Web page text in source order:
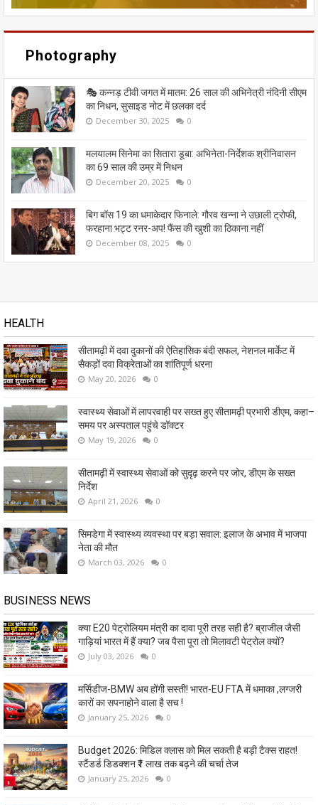
Photography
🎭 कन्नड़ टीवी जगत में मातम: 26 साल की अभिनेत्री नंदिनी सीएम
का निधन, सुसाइड नोट में छलका दर्द
December 30, 2025 0
मलयालम सिनेमा का सितारा डूबा: अभिनेता-निर्देशक श्रीनिवासन
का 69 साल की उम्र में निधन
December 20, 2025 0
बिग बॉस 19 का धमाकेदार फिनाले: गौरव खन्ना ने उछाली ट्रोफी,
फरहाना भट्ट रनर-अप! फैंस की खुशी का ठिकाना नहीं
December 08, 2025 0
HEALTH
सीतामढ़ी में दवा दुकानों की ऐतिहासिक बंदी सफल, नेशनल मार्केट में
सैकड़ों दवा विक्रेताओं का शांतिपूर्ण धरना
May 20, 2026 0
स्वास्थ्य सेवाओं में लापरवाही पर सख्त हुए सीतामढ़ी प्रभारी डीएम, कहा–
समय पर अस्पताल पहुंचे डॉक्टर
May 19, 2026 0
सीतामढ़ी में स्वास्थ्य सेवाओं को सुदृढ़ करने पर जोर, डीएम के सख्त
निर्देश
April 21, 2026 0
सिमडेगा में स्वास्थ्य व्यवस्था पर बड़ा सवाल: इलाज के अभाव में भाजपा
नेता की मौत
March 03, 2026 0
BUSINESS NEWS
क्या E20 पेट्रोलियम मंत्री का दावा पूरी तरह सही है? ब्राजील जैसी
गाड़ियां भारत में हैं क्या? जब पैसा पूरा तो मिलावटी पेट्रोल क्यों?
July 03, 2026 0
मर्सिडीज-BMW अब होंगी सस्ती! भारत-EU FTA में धमाका ,लग्जरी
कारों का सपनाहोने वाला है सच !
January 25, 2026 0
Budget 2026: मिडिल क्लास को मिल सकती है बड़ी टैक्स राहत!
स्टैंडर्ड डिडक्शन ₹1 लाख तक बढ़ने की चर्चा तेज
January 25, 2026 0